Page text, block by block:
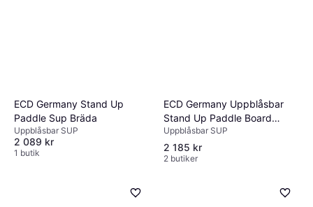
ECD Germany Stand Up
Paddle Sup Bräda
Uppblåsbar SUP
2 089 kr
1 butik
ECD Germany Uppblåsbar
Stand Up Paddle Board
Makani 320x80x15 Svart-
Röd, tillverkad av PVC, upp
till kg, komplett uppsättning
Paddling Board Surfboard,
Uppblåsbar SUP
2 185 kr
2 butiker